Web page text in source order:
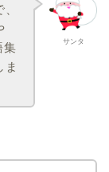
サンタ
集
ま